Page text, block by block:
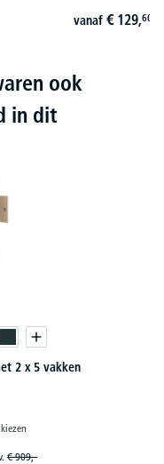
vanaf€ 129,60
ook
in dit
2 x 5 vakken
€ 909,-